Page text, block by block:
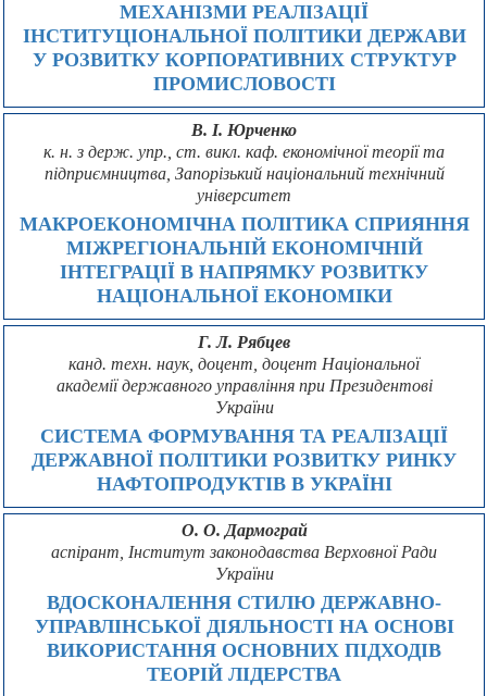
МЕХАНІЗМИ РЕАЛІЗАЦІЇ
ІНСТИТУЦІОНАЛЬНОЇ ПОЛІТИКИ ДЕРЖАВИ
У РОЗВИТКУ КОРПОРАТИВНИХ СТРУКТУР
ПРОМИСЛОВОСТІ
В. І. Юрченко
к. н. з держ. упр., ст. викл. каф. економічної теорії та
підприємництва, Запорізький національний технічний
університет
МАКРОЕКОНОМІЧНА ПОЛІТИКА СПРИЯННЯ
МІЖРЕГІОНАЛЬНІЙ ЕКОНОМІЧНІЙ
ІНТЕГРАЦІЇ В НАПРЯМКУ РОЗВИТКУ
НАЦІОНАЛЬНОЇ ЕКОНОМІКИ
Г. Л. Рябцев
канд. техн. наук, доцент, доцент Національної
академії державного управління при Президентові
України
СИСТЕМА ФОРМУВАННЯ ТА РЕАЛІЗАЦІЇ
ДЕРЖАВНОЇ ПОЛІТИКИ РОЗВИТКУ РИНКУ
НАФТОПРОДУКТІВ В УКРАЇНІ
О. О. Дармограй
аспірант, Інститут законодавства Верховної Ради
України
ВДОСКОНАЛЕННЯ СТИЛЮ ДЕРЖАВНО-
УПРАВЛІНСЬКОЇ ДІЯЛЬНОСТІ НА ОСНОВІ
ВИКОРИСТАННЯ ОСНОВНИХ ПІДХОДІВ
ТЕОРІЙ ЛІДЕРСТВА